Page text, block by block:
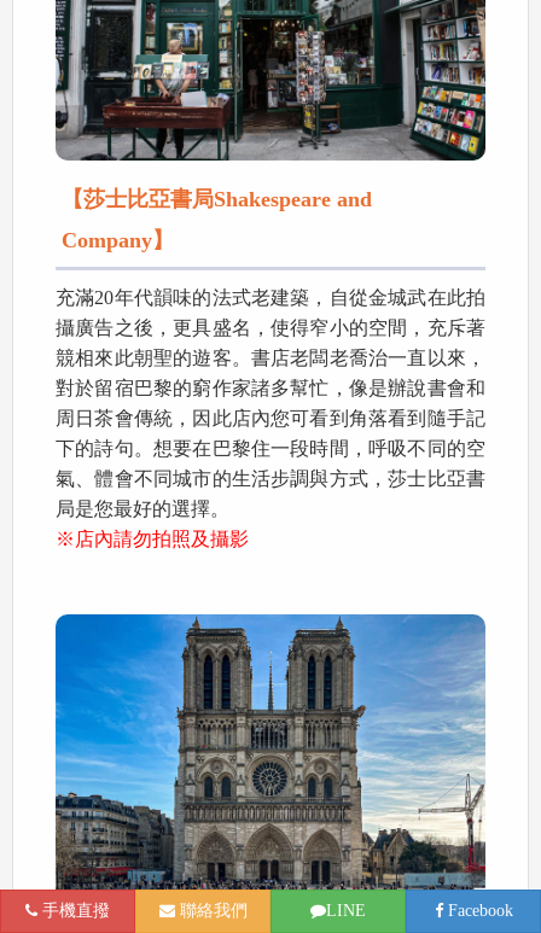
【莎士比亞書局Shakespeare and
Company】
充滿20年代韻味的法式老建築，自從金城武在此拍
攝廣告之後，更具盛名，使得窄小的空間，充斥著
競相來此朝聖的遊客。書店老闆老喬治一直以來，
對於留宿巴黎的窮作家諸多幫忙，像是辦說書會和
周日茶會傳統，因此店內您可看到角落看到隨手記
下的詩句。想要在巴黎住一段時間，呼吸不同的空
氣、體會不同城市的生活步調與方式，莎士比亞書
局是您最好的選擇。
※店內請勿拍照及攝影
手機直撥 聯絡我們 LINE Facebook